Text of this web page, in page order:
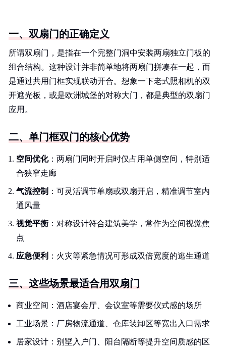
一、双扇门的正确定义
所谓双扇门，是指在一个完整门洞中安装两扇独立门板的
组合结构。这种设计并非简单地将两扇门拼凑在一起，而
是通过共用门框实现联动开合。想象一下老式照相机的双
开遮光板，或是欧洲城堡的对称大门，都是典型的双扇门
应用。
二、单门框双门的核心优势
空间优化：两扇门同时开启时仅占用单侧空间，特别适
合狭窄走廊
气流控制 ：可灵活调节单扇或双扇开启，精准调节室内
通风量
视觉平衡 ：对称设计符合建筑美学，常作为空间视觉焦
点
应急便利 ：火灾等紧急情况可形成双倍宽度的逃生通道
三、这些场景最适合用双扇门
商业空间：酒店宴会厅、会议室等需要仪式感的场所
工业场景：厂房物流通道、仓库装卸区等宽出入口需求
居家设计：别墅入户门、阳台隔断等提升空间质感的区